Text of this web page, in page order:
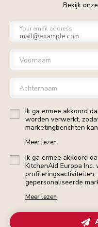
Bekijk onze
Your email address
Voornaam
Achternaam
Ik ga ermee akkoord
worden verwerkt,
marketingberichten
Meer lezen
Ik ga ermee akkoord
KitchenAid Europa
profileringsactiviteiten,
gepersonaliseerde
Meer lezen